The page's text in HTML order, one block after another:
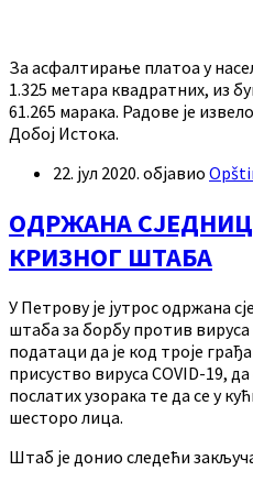
За асфалтирање платоа у
1.325 метара квадратних, из
61.265 марака. Радове је
Добој Истока.
22. јул 2020. објавио
ОДРЖАНА
КРИЗНОГ ШТАБА
У Петрову је јутрос одржана
штаба за борбу против
податаци да је код троје
присуство вируса COVID-19, да
послатих узорака те да се у
шесторо лица.
Штаб је донио следећи